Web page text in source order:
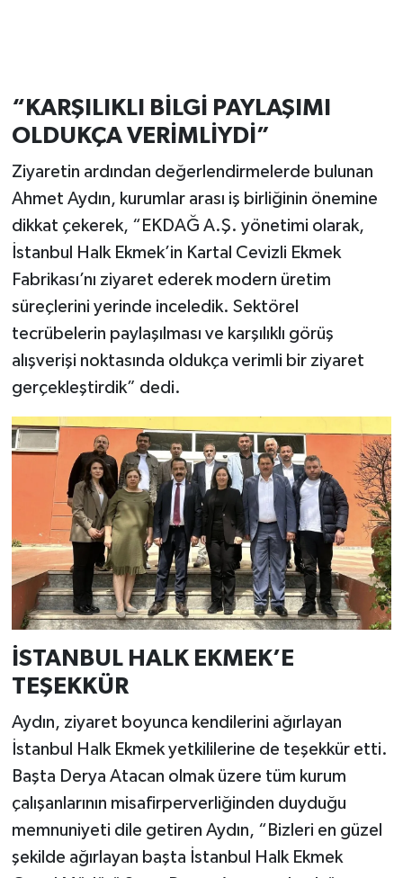
“KARŞILIKLI BİLGİ PAYLAŞIMI
OLDUKÇA VERİMLİYDİ”
Ziyaretin ardından değerlendirmelerde bulunan
Ahmet Aydın, kurumlar arası iş birliğinin önemine
dikkat çekerek, “EKDAĞ A.Ş. yönetimi olarak,
İstanbul Halk Ekmek’in Kartal Cevizli Ekmek
Fabrikası’nı ziyaret ederek modern üretim
süreçlerini yerinde inceledik. Sektörel
tecrübelerin paylaşılması ve karşılıklı görüş
alışverişi noktasında oldukça verimli bir ziyaret
gerçekleştirdik” dedi.
İSTANBUL HALK EKMEK’E
TEŞEKKÜR
Aydın, ziyaret boyunca kendilerini ağırlayan
İstanbul Halk Ekmek yetkililerine de teşekkür etti.
Başta Derya Atacan olmak üzere tüm kurum
çalışanlarının misafirperverliğinden duyduğu
memnuniyeti dile getiren Aydın, “Bizleri en güzel
şekilde ağırlayan başta İstanbul Halk Ekmek